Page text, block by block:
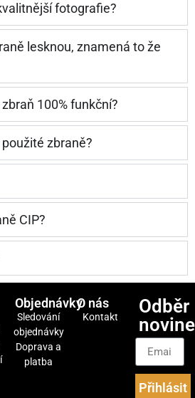
fotografie?
lesknou, znamená to že
100% funkční?
zbraně?
CIP?
Objednávky
Sledování
objednávky
Doprava a
platba
O nás
Kontakt
Odběr
Přihlásit